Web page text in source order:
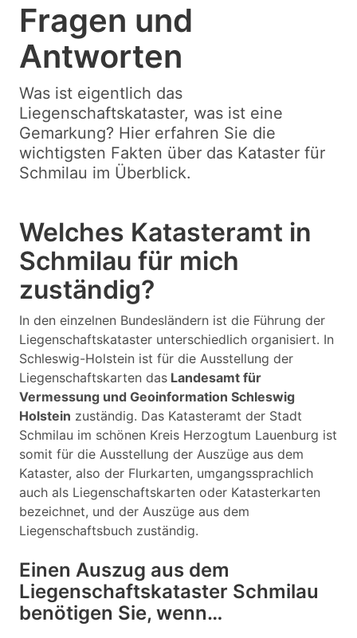
Fragen und
Antworten
Was ist eigentlich das
Liegenschaftskataster, was ist eine
Gemarkung? Hier erfahren Sie die
wichtigsten Fakten über das Kataster für
Schmilau im Überblick.
Welches Katasteramt in
Schmilau für mich
zuständig?
In den einzelnen Bundesländern ist die Führung der
Liegenschaftskataster unterschiedlich organisiert. In
Schleswig-Holstein ist für die Ausstellung der
Liegenschaftskarten das Landesamt für
Vermessung und Geoinformation Schleswig
Holstein zuständig. Das Katasteramt der Stadt
Schmilau im schönen Kreis Herzogtum Lauenburg ist
somit für die Ausstellung der Auszüge aus dem
Kataster, also der Flurkarten, umgangssprachlich
auch als Liegenschaftskarten oder Katasterkarten
bezeichnet, und der Auszüge aus dem
Liegenschaftsbuch zuständig.
Einen Auszug aus dem
Liegenschaftskataster Schmilau
benötigen Sie, wenn…